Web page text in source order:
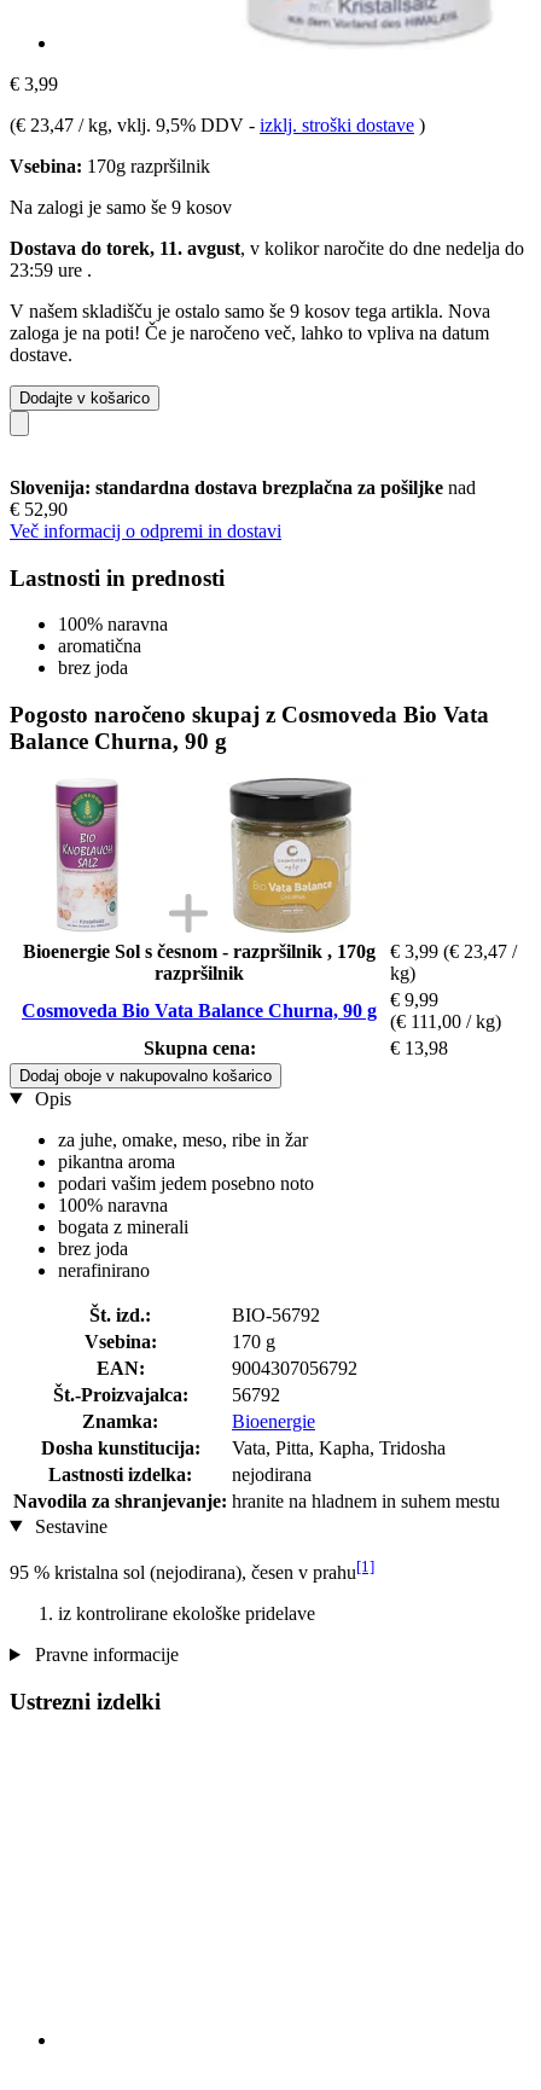
€ 3,99
(€ 23,47 / kg, vklj. 9,5% DDV - izklj. stroški dostave )
Vsebina: 170g razpršilnik
Na zalogi je samo še 9 kosov
Dostava do torek, 11. avgust, v kolikor naročite do dne nedelja do
23:59 ure .
V našem skladišču je ostalo samo še 9 kosov tega artikla. Nova
zaloga je na poti! Če je naročeno več, lahko to vpliva na datum
dostave.
Dodajte v košarico
Slovenija: standardna dostava brezplačna za pošiljke nad
€ 52,90
Več informacij o odpremi in dostavi
Lastnosti in prednosti
100% naravna
aromatična
brez joda
Pogosto naročeno skupaj z Cosmoveda Bio Vata
Balance Churna, 90 g
Bioenergie Sol s česnom - razpršilnik , 170g
razpršilnik
€ 3,99 (€ 23,47 /
kg)
Cosmoveda Bio Vata Balance Churna, 90 g
€ 9,99
(€ 111,00 / kg)
Skupna cena:
€ 13,98
Dodaj oboje v nakupovalno košarico
Opis
za juhe, omake, meso, ribe in žar
pikantna aroma
podari vašim jedem posebno noto
100% naravna
bogata z minerali
brez joda
nerafinirano
Št. izd.:
BIO-56792
Vsebina:
170 g
EAN:
9004307056792
Št.-Proizvajalca:
56792
Znamka:
Bioenergie
Dosha kunstitucija:
Vata, Pitta, Kapha, Tridosha
Lastnosti izdelka:
nejodirana
Navodila za shranjevanje: hranite na hladnem in suhem mestu
Sestavine
95 % kristalna sol (nejodirana), česen v prahu[1]
iz kontrolirane ekološke pridelave
Pravne informacije
Ustrezni izdelki